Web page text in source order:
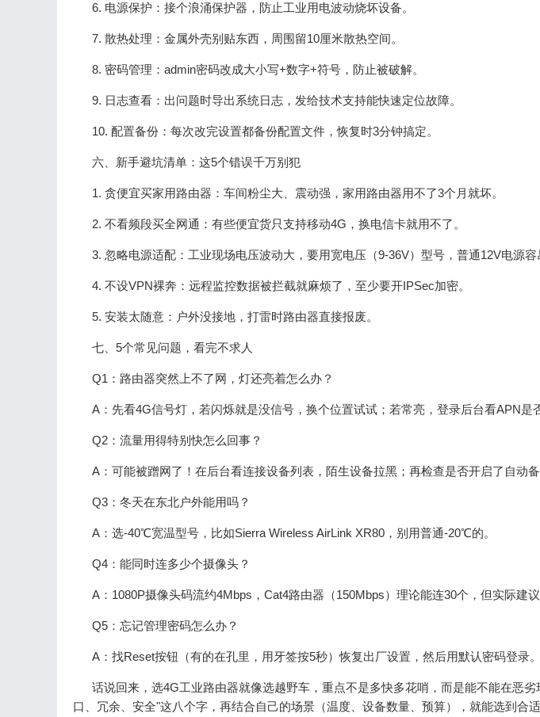
6. 电源保护：接个浪涌保护器，防止工业用电波动烧坏设备。
7. 散热处理：金属外壳别贴东西，周围留10厘米散热空间。
8. 密码管理：admin密码改成大小写+数字+符号，防止被破解。
9. 日志查看：出问题时导出系统日志，发给技术支持能快速定位故障。
10. 配置备份：每次改完设置都备份配置文件，恢复时3分钟搞定。
六、新手避坑清单：这5个错误千万别犯
1. 贪便宜买家用路由器：车间粉尘大、震动强，家用路由器用不了3个月就坏。
2. 不看频段买全网通：有些便宜货只支持移动4G，换电信卡就用不了。
3. 忽略电源适配：工业现场电压波动大，要用宽电压（9-36V）型号，普通12V电源容
4. 不设VPN裸奔：远程监控数据被拦截就麻烦了，至少要开IPSec加密。
5. 安装太随意：户外没接地，打雷时路由器直接报废。
七、5个常见问题，看完不求人
Q1：路由器突然上不了网，灯还亮着怎么办？
A：先看4G信号灯，若闪烁就是没信号，换个位置试试；若常亮，登录后台看APN是
Q2：流量用得特别快怎么回事？
A：可能被蹭网了！在后台看连接设备列表，陌生设备拉黑；再检查是否开启了自动备
Q3：冬天在东北户外能用吗？
A：选-40℃宽温型号，比如Sierra Wireless AirLink XR80，别用普通-20℃的。
Q4：能同时连多少个摄像头？
A：1080P摄像头码流约4Mbps，Cat4路由器（150Mbps）理论能连30个，但实际建议
Q5：忘记管理密码怎么办？
A：找Reset按钮（有的在孔里，用牙签按5秒）恢复出厂设置，然后用默认密码登录。
话说回来，选4G工业路由器就像选越野车，重点不是多快多花哨，而是能不能在恶
口、冗余、安全"这八个字，再结合自己的场景（温度、设备数量、预算），就能选到合